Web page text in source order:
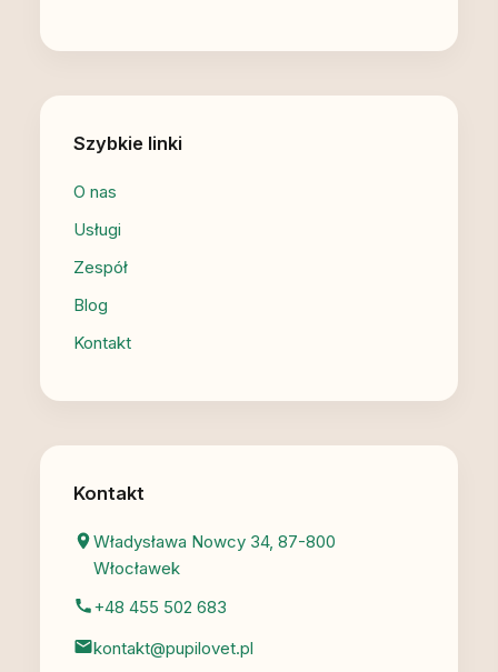
Szybkie linki
O nas
Usługi
Zespół
Blog
Kontakt
Kontakt
Władysława Nowcy 34, 87-800
Włocławek
+48 455 502 683
kontakt@pupilovet.pl